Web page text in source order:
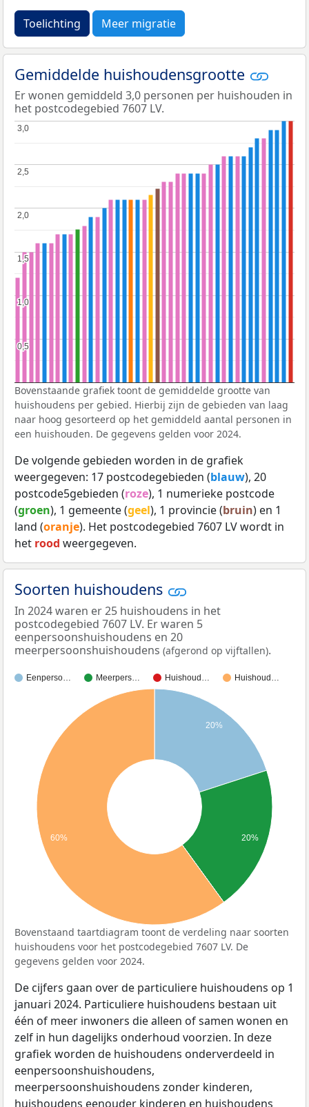
Toelichting Meer migratie
Gemiddelde huishoudensgrootte
Er wonen gemiddeld 3,0 personen per huishouden in
het postcodegebied 7607 LV.
0,5
0,5
1,0
1,0
1,5
1,5
2,0
2,0
2,5
2,5
3,0
3,0
Bovenstaande grafiek toont de gemiddelde grootte van
huishoudens per gebied. Hierbij zijn de gebieden van laag
naar hoog gesorteerd op het gemiddeld aantal personen in
een huishouden. De gegevens gelden voor 2024.
De volgende gebieden worden in de grafiek
weergegeven: 17 postcodegebieden (blauw), 20
postcode5gebieden (roze), 1 numerieke postcode
(groen), 1 gemeente (geel), 1 provincie (bruin) en 1
land (oranje). Het postcodegebied 7607 LV wordt in
het rood weergegeven.
Soorten huishoudens
In 2024 waren er 25 huishoudens in het
postcodegebied 7607 LV. Er waren 5
eenpersoonshuishoudens en 20
meerpersoonshuishoudens (afgerond op vijftallen).
Eenperso… Meerpers… Huishoud… Huishoud…
20%
20%
60%
Bovenstaand taartdiagram toont de verdeling naar soorten
huishoudens voor het postcodegebied 7607 LV. De
gegevens gelden voor 2024.
De cijfers gaan over de particuliere huishoudens op 1
januari 2024. Particuliere huishoudens bestaan uit
één of meer inwoners die alleen of samen wonen en
zelf in hun dagelijks onderhoud voorzien. In deze
grafiek worden de huishoudens onderverdeeld in
eenpersoonshuishoudens,
meerpersoonshuishoudens zonder kinderen,
huishoudens eenouder kinderen en huishoudens